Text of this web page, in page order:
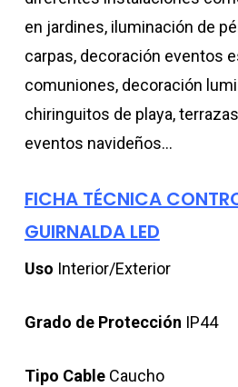
en jardines, iluminación de
carpas, decoración eventos
comuniones, decoración
chiringuitos de playa,
eventos navideños…
FICHA TÉCNICA
GUIRNALDA LED
Uso Interior/Exterior
Grado de Protección IP44
Tipo CableCaucho